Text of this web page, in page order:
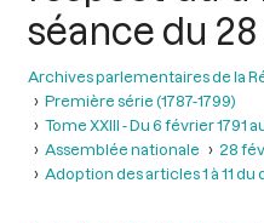
séance du 28
Archives parlementaires de la
Première série (1787-1799)
Tome XXIII - Du 6 février 1791
Assemblée nationale
28
Adoption des articles 1 à 11